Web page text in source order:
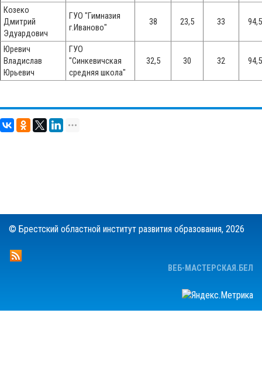
Козеко
Дмитрий
Эдуардович
ГУО "Гимназия
г.Иваново"
38 23,5 33 94,5
Юревич
Владислав
Юрьевич
ГУО
"Синкевичская
средняя школа"
32,5 30 32 94,5
© Брестский областной институт развития образования, 2026
ВЕБ-МАСТЕРСКАЯ.БЕЛ